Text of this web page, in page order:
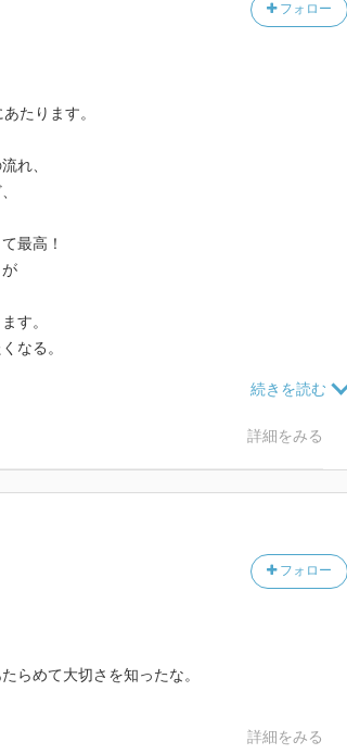
フォロー
たります。
れ、
最高！
す。
なる。
詳細をみる
フォロー
らめて大切さを知ったな。
詳細をみる